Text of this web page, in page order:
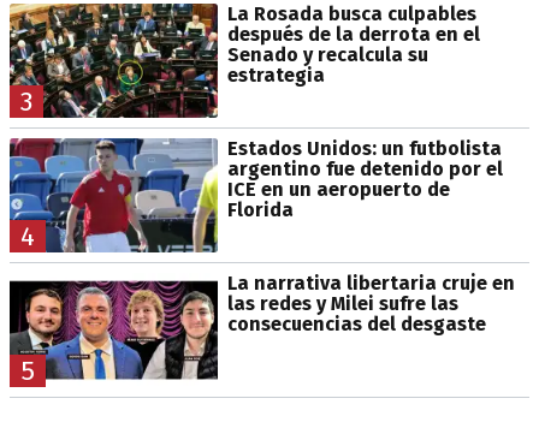
3
La Rosada busca culpables
después de la derrota en el
Senado y recalcula su
estrategia
4
Estados Unidos: un futbolista
argentino fue detenido por el
ICE en un aeropuerto de
Florida
5
La narrativa libertaria cruje en
las redes y Milei sufre las
consecuencias del desgaste